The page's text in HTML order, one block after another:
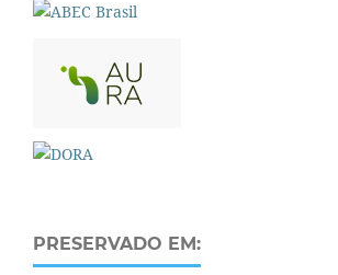
PRESERVADO EM: